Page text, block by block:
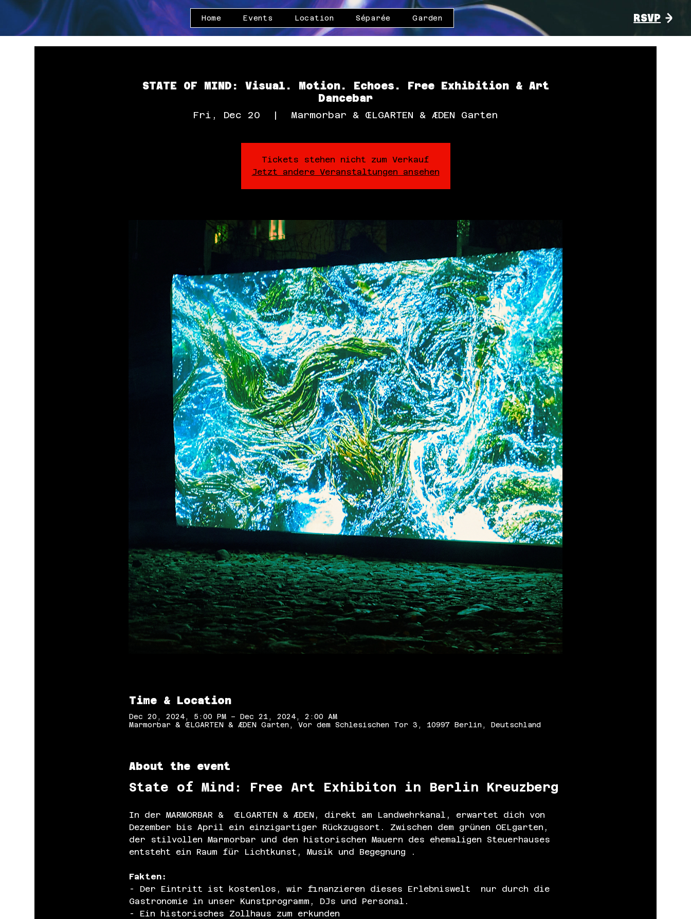
RSVP
Home Events Location Séparée Garden
STATE OF MIND: Visual. Motion. Echoes. Free Exhibition & Art
Dancebar
Fri, Dec 20
  |
Marmorbar & ŒLGARTEN & ÆDEN Garten
Tickets stehen nicht zum Verkauf
Jetzt andere Veranstaltungen ansehen
Time & Location
Dec 20, 2024, 5:00 PM – Dec 21, 2024, 2:00 AM
Marmorbar & ŒLGARTEN & ÆDEN Garten, Vor dem Schlesischen Tor 3, 10997 Berlin, Deutschland
About the event
State of Mind: Free Art Exhibiton in Berlin Kreuzberg
In der MARMORBAR &  ŒLGARTEN & ÆDEN, direkt am Landwehrkanal, erwartet dich von
Dezember bis April ein einzigartiger Rückzugsort. Zwischen dem grünen OELgarten,
der stilvollen Marmorbar und den historischen Mauern des ehemaligen Steuerhauses
entsteht ein Raum für Lichtkunst, Musik und Begegnung .
Fakten:
- Der Eintritt ist kostenlos, wir finanzieren dieses Erlebniswelt  nur durch die
Gastronomie in unser Kunstprogramm, DJs und Personal.
- Ein historisches Zollhaus zum erkunden